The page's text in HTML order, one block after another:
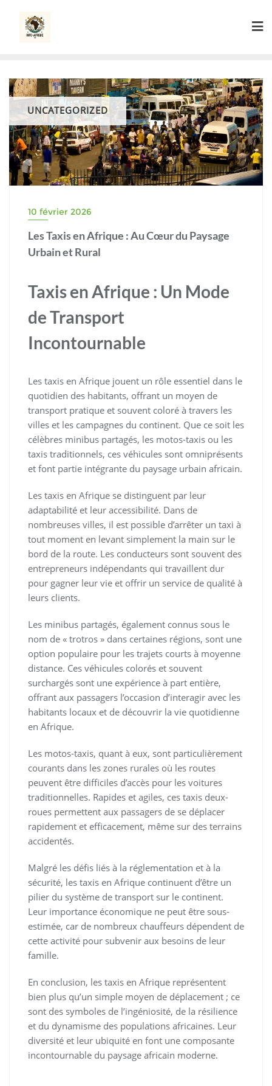
content
UNCATEGORIZED
10 février 2026
Les Taxis en Afrique : Au Cœur du Paysage
Urbain et Rural
Taxis en Afrique : Un Mode
de Transport
Incontournable
Les taxis en Afrique jouent un rôle essentiel dans le
quotidien des habitants, offrant un moyen de
transport pratique et souvent coloré à travers les
villes et les campagnes du continent. Que ce soit les
célèbres minibus partagés, les motos-taxis ou les
taxis traditionnels, ces véhicules sont omniprésents
et font partie intégrante du paysage urbain africain.
Les taxis en Afrique se distinguent par leur
adaptabilité et leur accessibilité. Dans de
nombreuses villes, il est possible d’arrêter un taxi à
tout moment en levant simplement la main sur le
bord de la route. Les conducteurs sont souvent des
entrepreneurs indépendants qui travaillent dur
pour gagner leur vie et offrir un service de qualité à
leurs clients.
Les minibus partagés, également connus sous le
nom de « trotros » dans certaines régions, sont une
option populaire pour les trajets courts à moyenne
distance. Ces véhicules colorés et souvent
surchargés sont une expérience à part entière,
offrant aux passagers l’occasion d’interagir avec les
habitants locaux et de découvrir la vie quotidienne
en Afrique.
Les motos-taxis, quant à eux, sont particulièrement
courants dans les zones rurales où les routes
peuvent être difficiles d’accès pour les voitures
traditionnelles. Rapides et agiles, ces taxis deux-
roues permettent aux passagers de se déplacer
rapidement et efficacement, même sur des terrains
accidentés.
Malgré les défis liés à la réglementation et à la
sécurité, les taxis en Afrique continuent d’être un
pilier du système de transport sur le continent.
Leur importance économique ne peut être sous-
estimée, car de nombreux chauffeurs dépendent de
cette activité pour subvenir aux besoins de leur
famille.
En conclusion, les taxis en Afrique représentent
bien plus qu’un simple moyen de déplacement ; ce
sont des symboles de l’ingéniosité, de la résilience
et du dynamisme des populations africaines. Leur
diversité et leur ubiquité en font une composante
incontournable du paysage africain moderne.